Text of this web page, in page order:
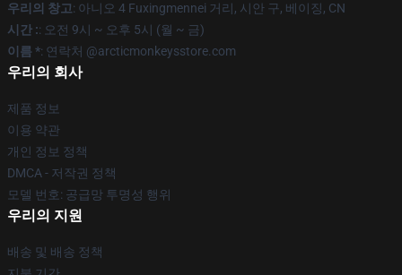
우리의 창고: 아니오 4 Fuxingmennei 거리, 시안 구, 베이징, CN
시간 :: 오전 9시 ~ 오후 5시 (월 ~ 금)
이름 *: 연락처 @arcticmonkeysstore.com
우리의 회사
제품 정보
이용 약관
개인 정보 정책
DMCA - 저작권 정책
모델 번호: 공급망 투명성 행위
우리의 지원
배송 및 배송 정책